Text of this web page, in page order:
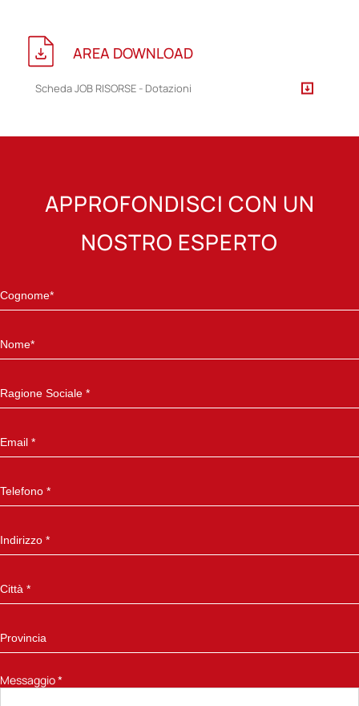
AREA DOWNLOAD
Scheda JOB RISORSE - Dotazioni
APPROFONDISCI CON UN
NOSTRO ESPERTO
Messaggio*